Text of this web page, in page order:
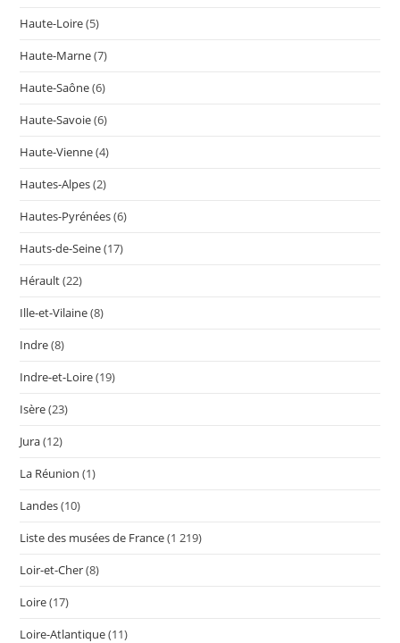
Haute-Loire(5)
Haute-Marne(7)
Haute-Saône(6)
Haute-Savoie(6)
Haute-Vienne(4)
Hautes-Alpes(2)
Hautes-Pyrénées(6)
Hauts-de-Seine(17)
Hérault(22)
Ille-et-Vilaine(8)
Indre(8)
Indre-et-Loire(19)
Isère(23)
Jura(12)
La Réunion (1)
Landes(10)
Liste des musées de France(1 219)
Loir-et-Cher(8)
Loire(17)
Loire-Atlantique(11)